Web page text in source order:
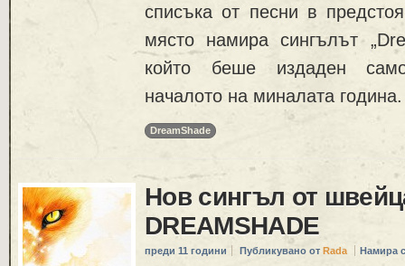
списъка от песни в
място намира сингълът
който беше издаден
началото на миналата
DreamShade
Нов сингъл от
DREAMSHADE
преди 11 години Публикувано от Rada Намира